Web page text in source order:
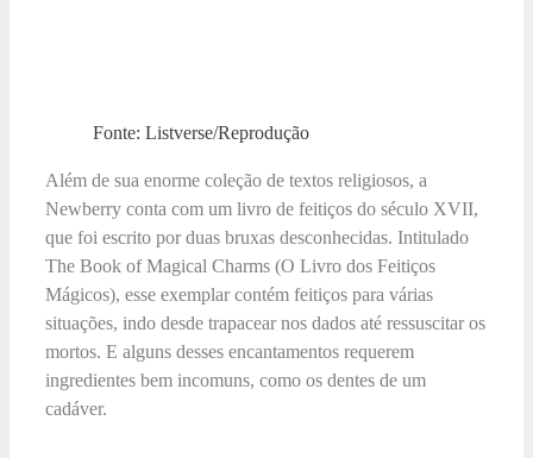
Fonte: Listverse/Reprodução
Além de sua enorme coleção de textos religiosos, a
Newberry conta com um livro de feitiços do século XVII,
que foi escrito por duas bruxas desconhecidas. Intitulado
The Book of Magical Charms (O Livro dos Feitiços
Mágicos), esse exemplar contém feitiços para várias
situações, indo desde trapacear nos dados até ressuscitar os
mortos. E alguns desses encantamentos requerem
ingredientes bem incomuns, como os dentes de um
cadáver.